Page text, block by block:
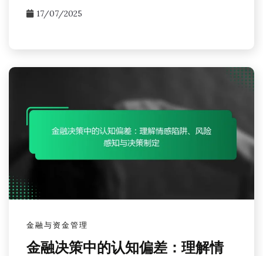
17/07/2025
金融与资金管理
金融决策中的认知偏差：理解情